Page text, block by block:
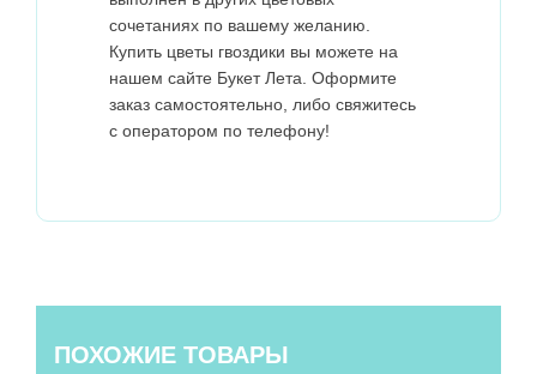
сочетаниях по вашему желанию.
Купить цветы гвоздики вы можете на
нашем сайте Букет Лета. Оформите
заказ самостоятельно, либо свяжитесь
с оператором по телефону!
ПОХОЖИЕ ТОВАРЫ